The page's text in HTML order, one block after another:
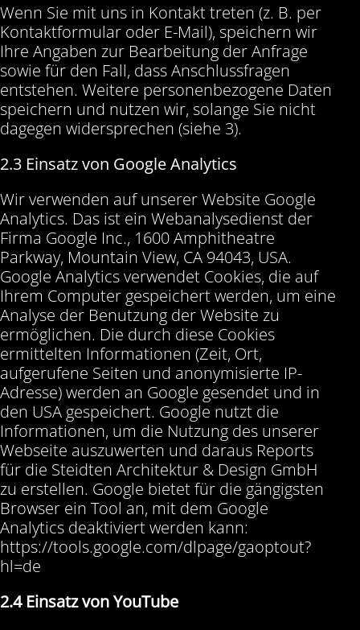
Wenn Sie mit uns in Kontakt treten (z. B. per
Kontaktformular oder E-Mail), speichern wir
Ihre Angaben zur Bearbeitung der Anfrage
sowie für den Fall, dass Anschlussfragen
entstehen. Weitere personenbezogene Daten
speichern und nutzen wir, solange Sie nicht
dagegen widersprechen (siehe 3).
2.3 Einsatz von Google Analytics
Wir verwenden auf unserer Website Google
Analytics. Das ist ein Webanalysedienst der
Firma Google Inc., 1600 Amphitheatre
Parkway, Mountain View, CA 94043, USA.
Google Analytics verwendet Cookies, die auf
Ihrem Computer gespeichert werden, um eine
Analyse der Benutzung der Website zu
ermöglichen. Die durch diese Cookies
ermittelten Informationen (Zeit, Ort,
aufgerufene Seiten und anonymisierte IP-
Adresse) werden an Google gesendet und in
den USA gespeichert. Google nutzt die
Informationen, um die Nutzung des unserer
Webseite auszuwerten und daraus Reports
für die Steidten Architektur & Design GmbH
zu erstellen. Google bietet für die gängigsten
Browser ein Tool an, mit dem Google
Analytics deaktiviert werden kann:
https://tools.google.com/dlpage/gaoptout?
hl=de
2.4 Einsatz von YouTube